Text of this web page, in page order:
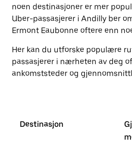
Trykk
på
Esc-
for
lukke
kalenderen.
noen destinasjoner er mer
Uber-passasjerer i Andilly ber
Ermont Eaubonne oftere enn
Her kan du utforske populære
passasjerer i nærheten av deg
ankomststeder og
Destinasjon